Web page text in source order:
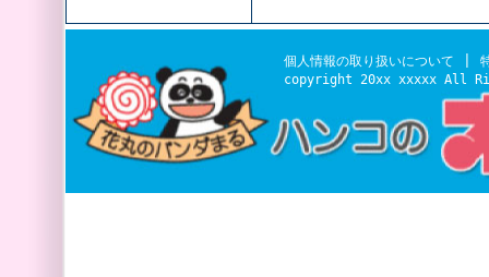
個人情報の取り扱いについて
copyright 20xx xxxxx All